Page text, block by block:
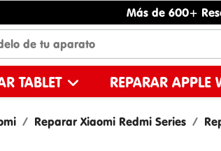
Más de 600+
TABLET REPARAR APPLE
Reparar Xiaomi Redmi Series